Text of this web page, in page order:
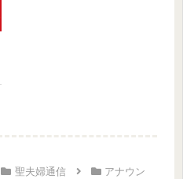
聖夫婦通信
アナウン